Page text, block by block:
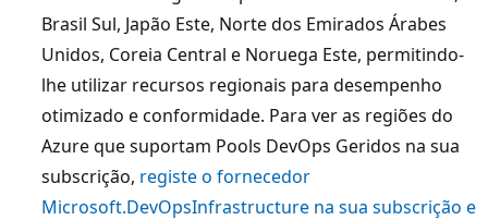
Brasil Sul, Japão Este, Norte dos Emirados Árabes
Unidos, Coreia Central e Noruega Este, permitindo-
lhe utilizar recursos regionais para desempenho
otimizado e conformidade. Para ver as regiões do
Azure que suportam Pools DevOps Geridos na sua
subscrição, registe o fornecedor
Microsoft.DevOpsInfrastructure na sua subscrição e